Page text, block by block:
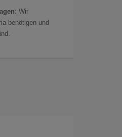
: Wir
benötigen und